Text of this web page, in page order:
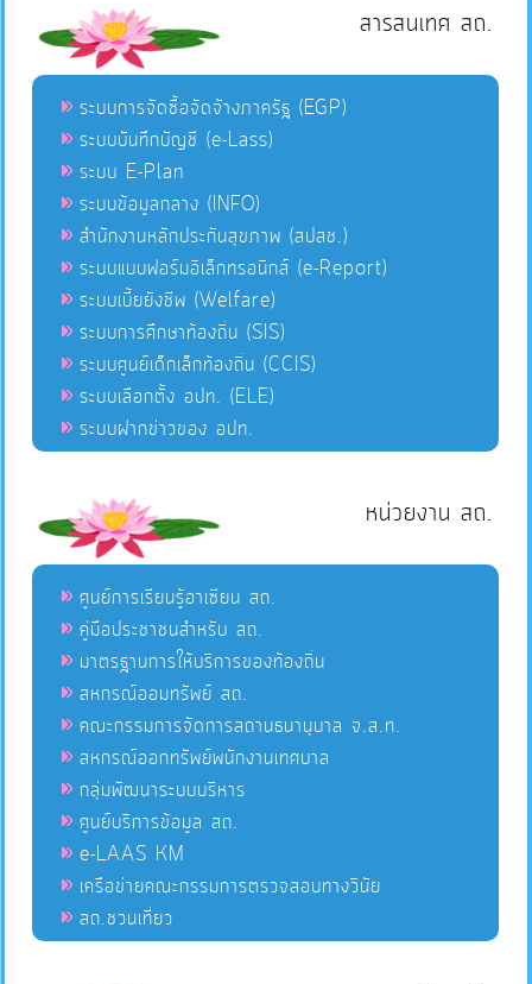
สารสนเทศ สถ.
ระบบการจัดซื้อจัดจ้างภาครัฐ (EGP)
ระบบบันทึกบัญชี (e-Lass)
ระบบ E-Plan
ระบบข้อมูลกลาง (INFO)
สำนักงานหลักประกันสุขภาพ (สปสช.)
ระบบแบบฟอร์มอิเล็กทรอนิกส์ (e-Report)
ระบบเบี้ยยังชีพ (Welfare)
ระบบการศึกษาท้องถิ่น (SIS)
ระบบศูนย์เด็กเล็กท้องถิ่น (CCIS)
ระบบเลือกตั้ง อปท. (ELE)
ระบบฝากข่าวของ อปท.
หน่วยงาน สถ.
ศูนย์การเรียนรู้อาเซียน สถ.
คู่มือประชาชนสำหรับ สถ.
มาตรฐานการให้บริการของท้องถิ่น
สหกรณ์ออมทรัพย์ สถ.
คณะกรรมการจัดการสถานธนานุบาล จ.ส.ท.
สหกรณ์ออกทรัพย์พนักงานเทศบาล
กลุ่มพัฒนาระบบบริหาร
ศูนย์บริการข้อมูล สถ.
e-LAAS KM
เครือข่ายคณะกรรมการตรวจสอบทางวินัย
สถ.ชวนเที่ยว